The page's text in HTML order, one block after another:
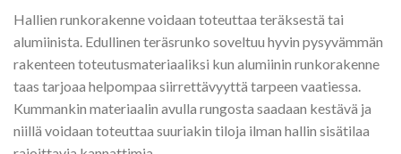
Hallien runkorakenne voidaan toteuttaa teräksestä tai
alumiinista. Edullinen teräsrunko soveltuu hyvin pysyvämmän
rakenteen toteutusmateriaaliksi kun alumiinin runkorakenne
taas tarjoaa helpompaa siirrettävyyttä tarpeen vaatiessa.
Kummankin materiaalin avulla rungosta saadaan kestävä ja
niillä voidaan toteuttaa suuriakin tiloja ilman hallin sisätilaa